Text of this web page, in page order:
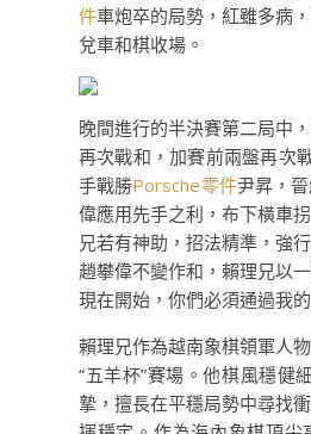
件車炮卒的局勢，紅雖多病
兌車和棋收場。
晚間進行的半決賽第二局中
再次戰和，加賽前兩盤再次
手戰勝Porsche零件尹昇，
偉應用先手之利，布下橫車
兄若有神助，招法精準，強
趙攀偉不變作和，賴理兄以
現在開始，你們必須通過我
賴理兄作為越南象棋領軍人
“五羊杯”賽場。他棋風穩健
摯，擅長在平穩局勢中尋找